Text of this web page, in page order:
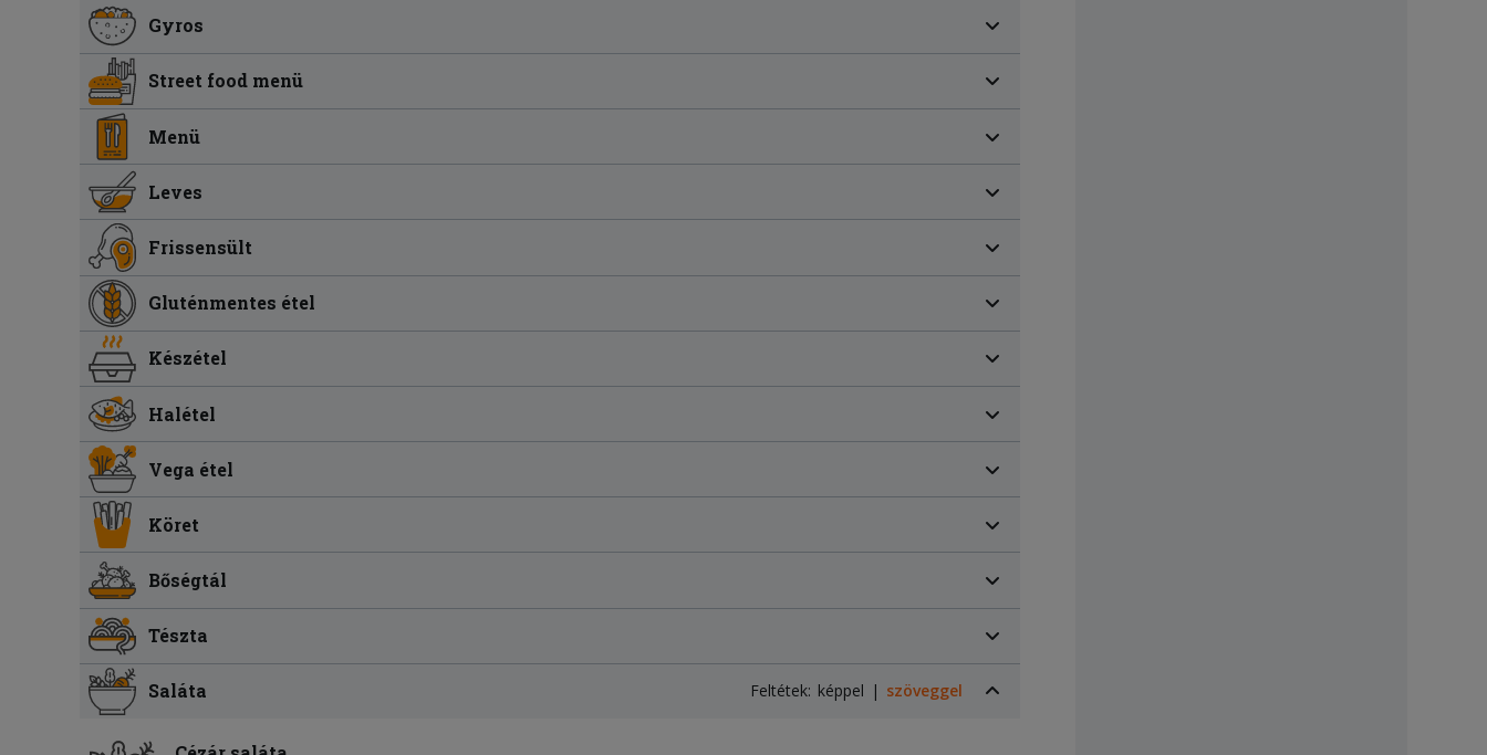
Gyros
Street food menü
Menü
Leves
Frissensült
Gluténmentes étel
Készétel
Halétel
Vega étel
Köret
Bőségtál
Tészta
Saláta Feltétek: képpel szöveggel